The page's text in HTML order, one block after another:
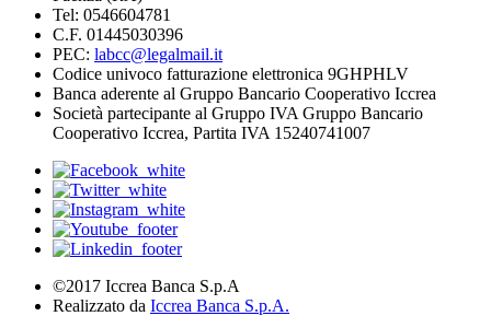
Tel: 0546604781
C.F. 01445030396
PEC: labcc@legalmail.it
Codice univoco fatturazione elettronica 9GHPHLV
Banca aderente al Gruppo Bancario Cooperativo Iccrea
Società partecipante al Gruppo IVA Gruppo Bancario
Cooperativo Iccrea, Partita IVA 15240741007
©2017 Iccrea Banca S.p.A
Realizzato da Iccrea Banca S.p.A.